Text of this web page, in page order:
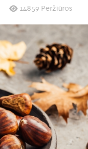
14859 Peržiūros